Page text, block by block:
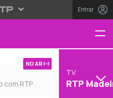
Entrar
com RTP
NO AR
TV
RTP